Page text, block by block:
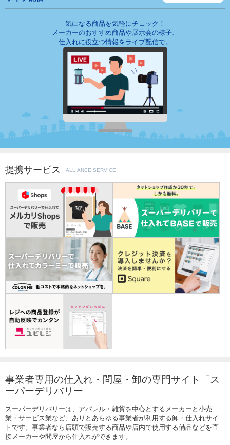
気になる商品を気軽にチェック！
メーカーのおすすめ商品や展示会の様子、
仕入れに役立つ情報をライブ配信で。
提携サービス ALLIANCE SERVICE
事業者専用の仕入れ・問屋・卸の専門サイト「ス
ーパーデリバリー」
スーパーデリバリーは、アパレル・雑貨を中心とするメーカーと小売
業・サービス業など、ありとあらゆる事業者が利用する卸・仕入れサイ
トです。事業者なら店頭で販売する商品や店内で使用する備品などを直
接メーカーや問屋から仕入れができます。